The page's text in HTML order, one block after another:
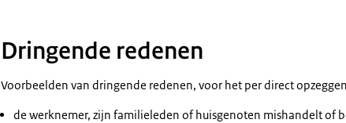
Dringende redenen
Voorbeelden van dringende redenen, voor het per direct
de werknemer, zijn familieleden of huisgenoten mishandelt of